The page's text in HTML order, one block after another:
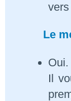
Le
Oui.
Il